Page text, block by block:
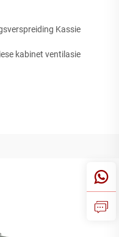
Kassie
kabinet ventilasie